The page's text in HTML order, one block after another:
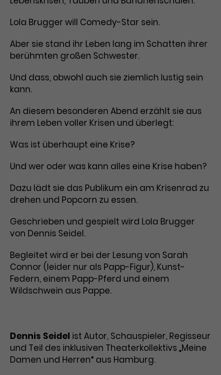
Lola Brugger will Comedy-Star sein.
Aber sie stand ihr Leben lang im Schatten ihrer
berühmten großen Schwester.
Und dass, obwohl auch sie ziemlich lustig sein
kann.
An diesem besonderen Abend erzählt sie aus
ihrem Leben voller Krisen und überlegt:
Was ist überhaupt eine Krise?
Und wer oder was kann alles eine Krise haben?
Dazu lädt sie das Publikum ein am Krisenrad zu
drehen und Popcorn zu essen.
Geschrieben und gespielt wird Lola Brugger
von Dennis Seidel.
Begleitet wird er bei der Lesung von Sarah
Connor (leider nur als Papp-Figur), Kunst-
Federn, einem Papp-Pferd und einem
Wildschwein aus Pappe.
Dennis Seidel ist Autor, Schauspieler, Regisseur
und Teil des inklusiven Theaterkollektivs „Meine
Damen und Herren“ aus Hamburg.